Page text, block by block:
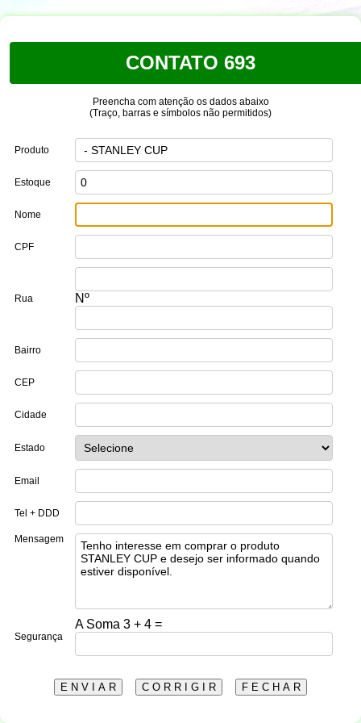
CONTATO 693
Preencha com atenção os dados abaixo
(Traço, barras e símbolos não permitidos)
Produto
Estoque
Nome
CPF
Rua Nº
Bairro
CEP
Cidade
Estado
Email
Tel + DDD
Mensagem
Segurança
A Soma 3 + 4 =